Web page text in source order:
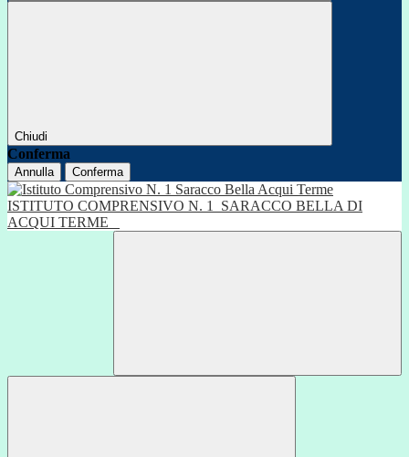
Chiudi
Conferma
Annulla Conferma
ISTITUTO COMPRENSIVO N. 1
SARACCO BELLA DI
ACQUI TERME